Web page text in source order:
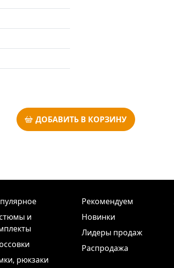
ДОБАВИТЬ В КОРЗИНУ
и
рюкзаки
Рекомендуем
Новинки
Лидеры продаж
Распродажа